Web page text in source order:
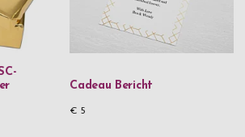
Cadeau Bericht
€ 5